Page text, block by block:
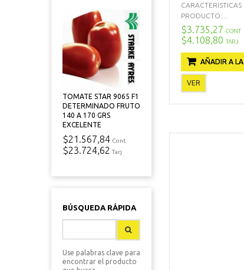
TOMATE STAR 9065 F1
DETERMINADO FRUTO
140 A 170 GRS
EXCELENTE
$21.567,84 Cont
$23.724,62 Tarj
BÚSQUEDA RÁPIDA
Use palabras clave para
encontrar el producto
CARACTERISTICAS
PRODUCTO:...
$3.735,27 CONT
$4.108,80 TARJ
AÑADIR A LA
VER